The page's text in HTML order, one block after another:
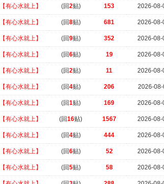
【有心水就上】 (回2贴) 153 2026-08-
【有心水就上】 (回8贴) 681 2026-08-
【有心水就上】 (回9贴) 352 2026-08-
【有心水就上】 (回6贴) 19 2026-08-
【有心水就上】 (回2贴) 11 2026-08-
【有心水就上】 (回4贴) 206 2026-08-
【有心水就上】 (回1贴) 169 2026-08-
【有心水就上】 (回16贴) 1567 2026-08-
【有心水就上】 (回4贴) 444 2026-08-
【有心水就上】 (回6贴) 52 2026-08-
【有心水就上】 (回5贴) 58 2026-08-